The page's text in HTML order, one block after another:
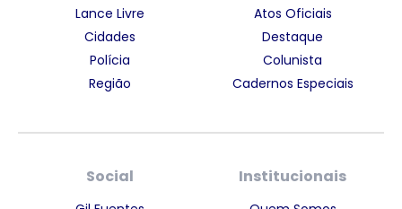
Lance Livre
Cidades
Polícia
Região
Atos Oficiais
Destaque
Colunista
Cadernos Especiais
Social Institucionais